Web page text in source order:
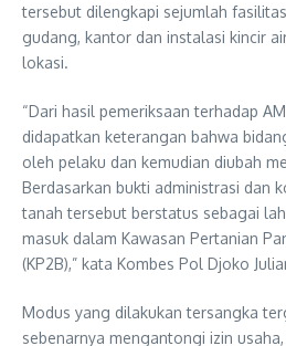
tersebut dilengkapi sejumlah
gudang, kantor dan instalasi kincir
lokasi.
“Dari hasil pemeriksaan terhadap
didapatkan keterangan bahwa
oleh pelaku dan kemudian diubah
Berdasarkan bukti administrasi dan
tanah tersebut berstatus sebagai
masuk dalam Kawasan Pertanian
(KP2B),” kata Kombes Pol Djoko
Modus yang dilakukan tersangka
sebenarnya mengantongi izin